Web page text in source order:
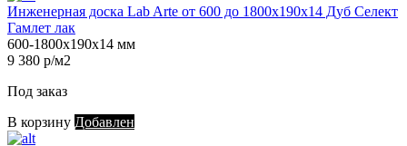
Инженерная доска Lab Arte от 600 до 1800х190х14 Дуб Селект
Гамлет лак
600-1800х190х14 мм
9 380 р/м2
Под заказ
В корзину Добавлен